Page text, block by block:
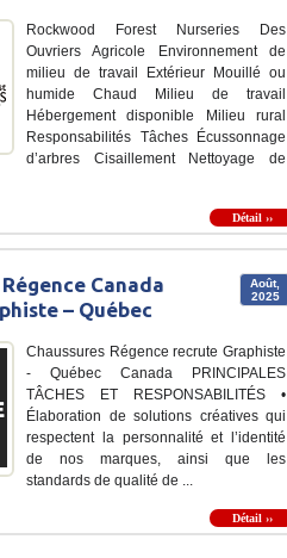
Rockwood Forest Nurseries Des
Ouvriers Agricole Environnement de
milieu de travail Extérieur Mouillé ou
humide Chaud Milieu de travail
Hébergement disponible Milieu rural
Responsabilités Tâches Écussonnage
d’arbres Cisaillement Nettoyage de
Détail ››
Août,
2025
Canada
– Québec
Chaussures Régence recrute Graphiste
- Québec Canada PRINCIPALES
TÂCHES ET RESPONSABILITÉS •
Élaboration de solutions créatives qui
respectent la personnalité et l’identité
de nos marques, ainsi que les
standards de qualité de ...
Détail ››